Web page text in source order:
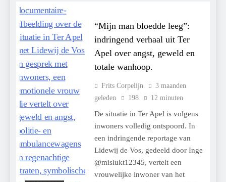
“Mijn man bloedde leeg”:
indringend verhaal uit Ter
Apel over angst, geweld en
totale wanhoop.
Frits Corpelijn
3 maanden
geleden
198 12 minuten
De situatie in Ter Apel is volgens
inwoners volledig ontspoord. In
een indringende reportage van
Lidewij de Vos, gedeeld door Inge
@mislukt12345, vertelt een
vrouwelijke inwoner van het